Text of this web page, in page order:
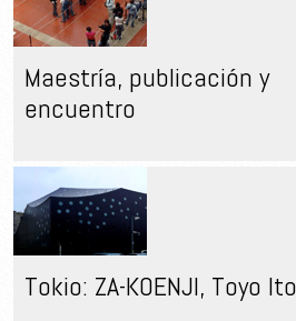
Maestría, publicación y
encuentro
Tokio: ZA-KOENJI, Toyo Ito